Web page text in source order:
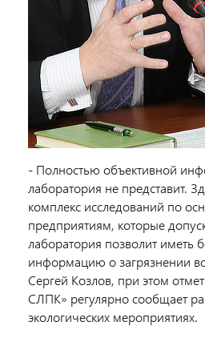
- Полностью объективной
лаборатория не представит.
комплекс исследований по
предприятиям, которые
лаборатория позволит иметь
информацию о загрязнении
Сергей Козлов, при этом
СЛПК» регулярно сообщает
экологических мероприятиях.